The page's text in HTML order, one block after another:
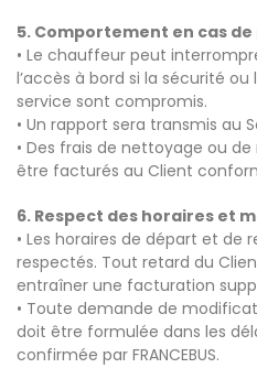
5. Comportement en cas
• Le chauffeur peut
l’accès à bord si la sécurité
service sont compromis.
• Un rapport sera transmis au
• Des frais de nettoyage ou
être facturés au Client
6. Respect des horaires et
• Les horaires de départ et de
respectés. Tout retard du
entraîner une facturation
• Toute demande de
doit être formulée dans les
confirmée par FRANCEBUS.